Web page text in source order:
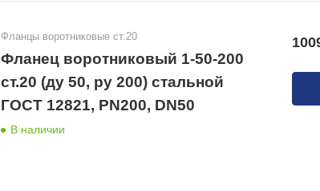
Фланцы воротниковые ст.20
Фланец воротниковый 1-50-200
ст.20 (ду 50, ру 200) стальной
ГОСТ 12821, PN200, DN50
В наличии